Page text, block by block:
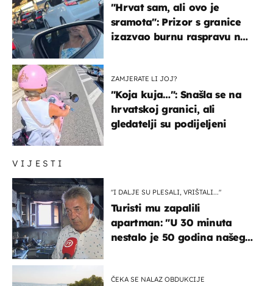
VIJESTI
"I DALJE SU PLESALI, VRIŠTALI..."
Turisti mu zapalili
apartman: "U 30 minuta
nestalo je 50 godina našeg
ČEKA SE NALAZ OBDUKCIJE
"Hrvat sam, ali ovo je
sramota": Prizor s granice
izazvao burnu raspravu na
ZAMJERATE LI JOJ?
"Koja kuja…": Snašla se na
hrvatskoj granici, ali
gledatelji su podijeljeni